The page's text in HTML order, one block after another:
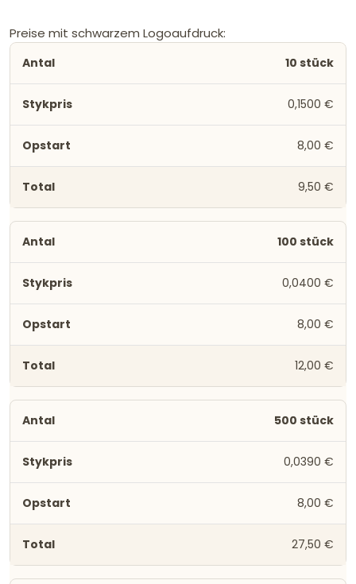
Preise mit schwarzem Logoaufdruck:
10 stück
0,1500 €
8,00 €
9,50 €
100 stück
0,0400 €
8,00 €
12,00 €
500 stück
0,0390 €
8,00 €
27,50 €